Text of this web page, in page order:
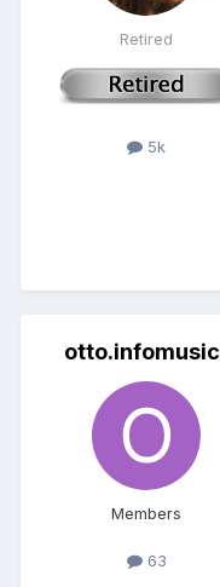
Retired
5k
otto.infomusic
Members
63